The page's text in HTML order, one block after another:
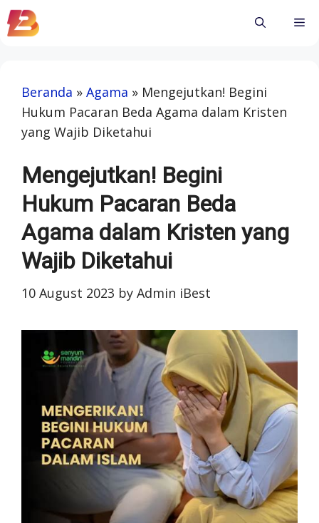
Skip
to
Beranda » Agama » Mengejutkan! Begini
Hukum Pacaran Beda Agama dalam Kristen
yang Wajib Diketahui
Mengejutkan! Begini
Hukum Pacaran Beda
Agama dalam Kristen yang
Wajib Diketahui
10 August 2023 by Admin iBest